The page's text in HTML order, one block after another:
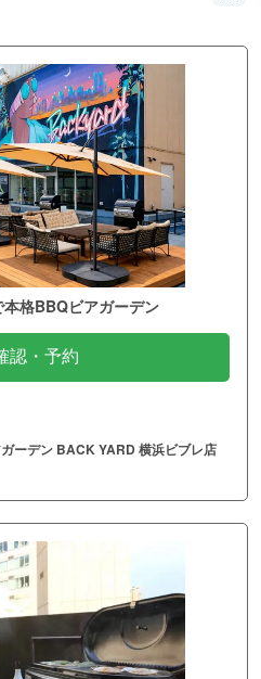
格BBQビアガーデン
認・予約
ーデン BACK YARD 横浜ビブレ店